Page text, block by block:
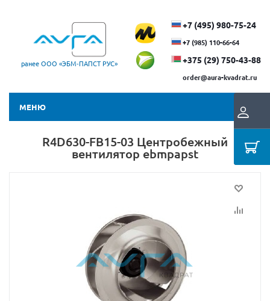
ранее ООО «ЭБМ‑ПАПСТ РУС»
+7 (495) 980-75-24
+7 (985) 110-66-64
+375 (29) ​750-43-88
order@aura-kvadrat.ru
МЕНЮ
R4D630-FB15-03 Центробежный
вентилятор ebmpapst